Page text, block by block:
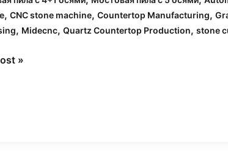
, CNC stone machine, Countertop Manufacturing,
, Midecnc, Quartz Countertop Production, stone
»